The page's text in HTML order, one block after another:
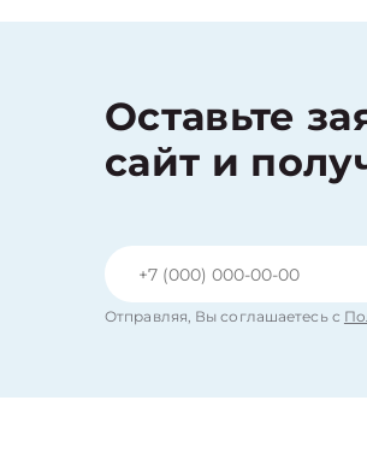
Оставьте
сайт и
Отправляя, Вы соглашаетесь с